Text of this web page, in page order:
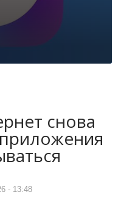
снова
- 13:48